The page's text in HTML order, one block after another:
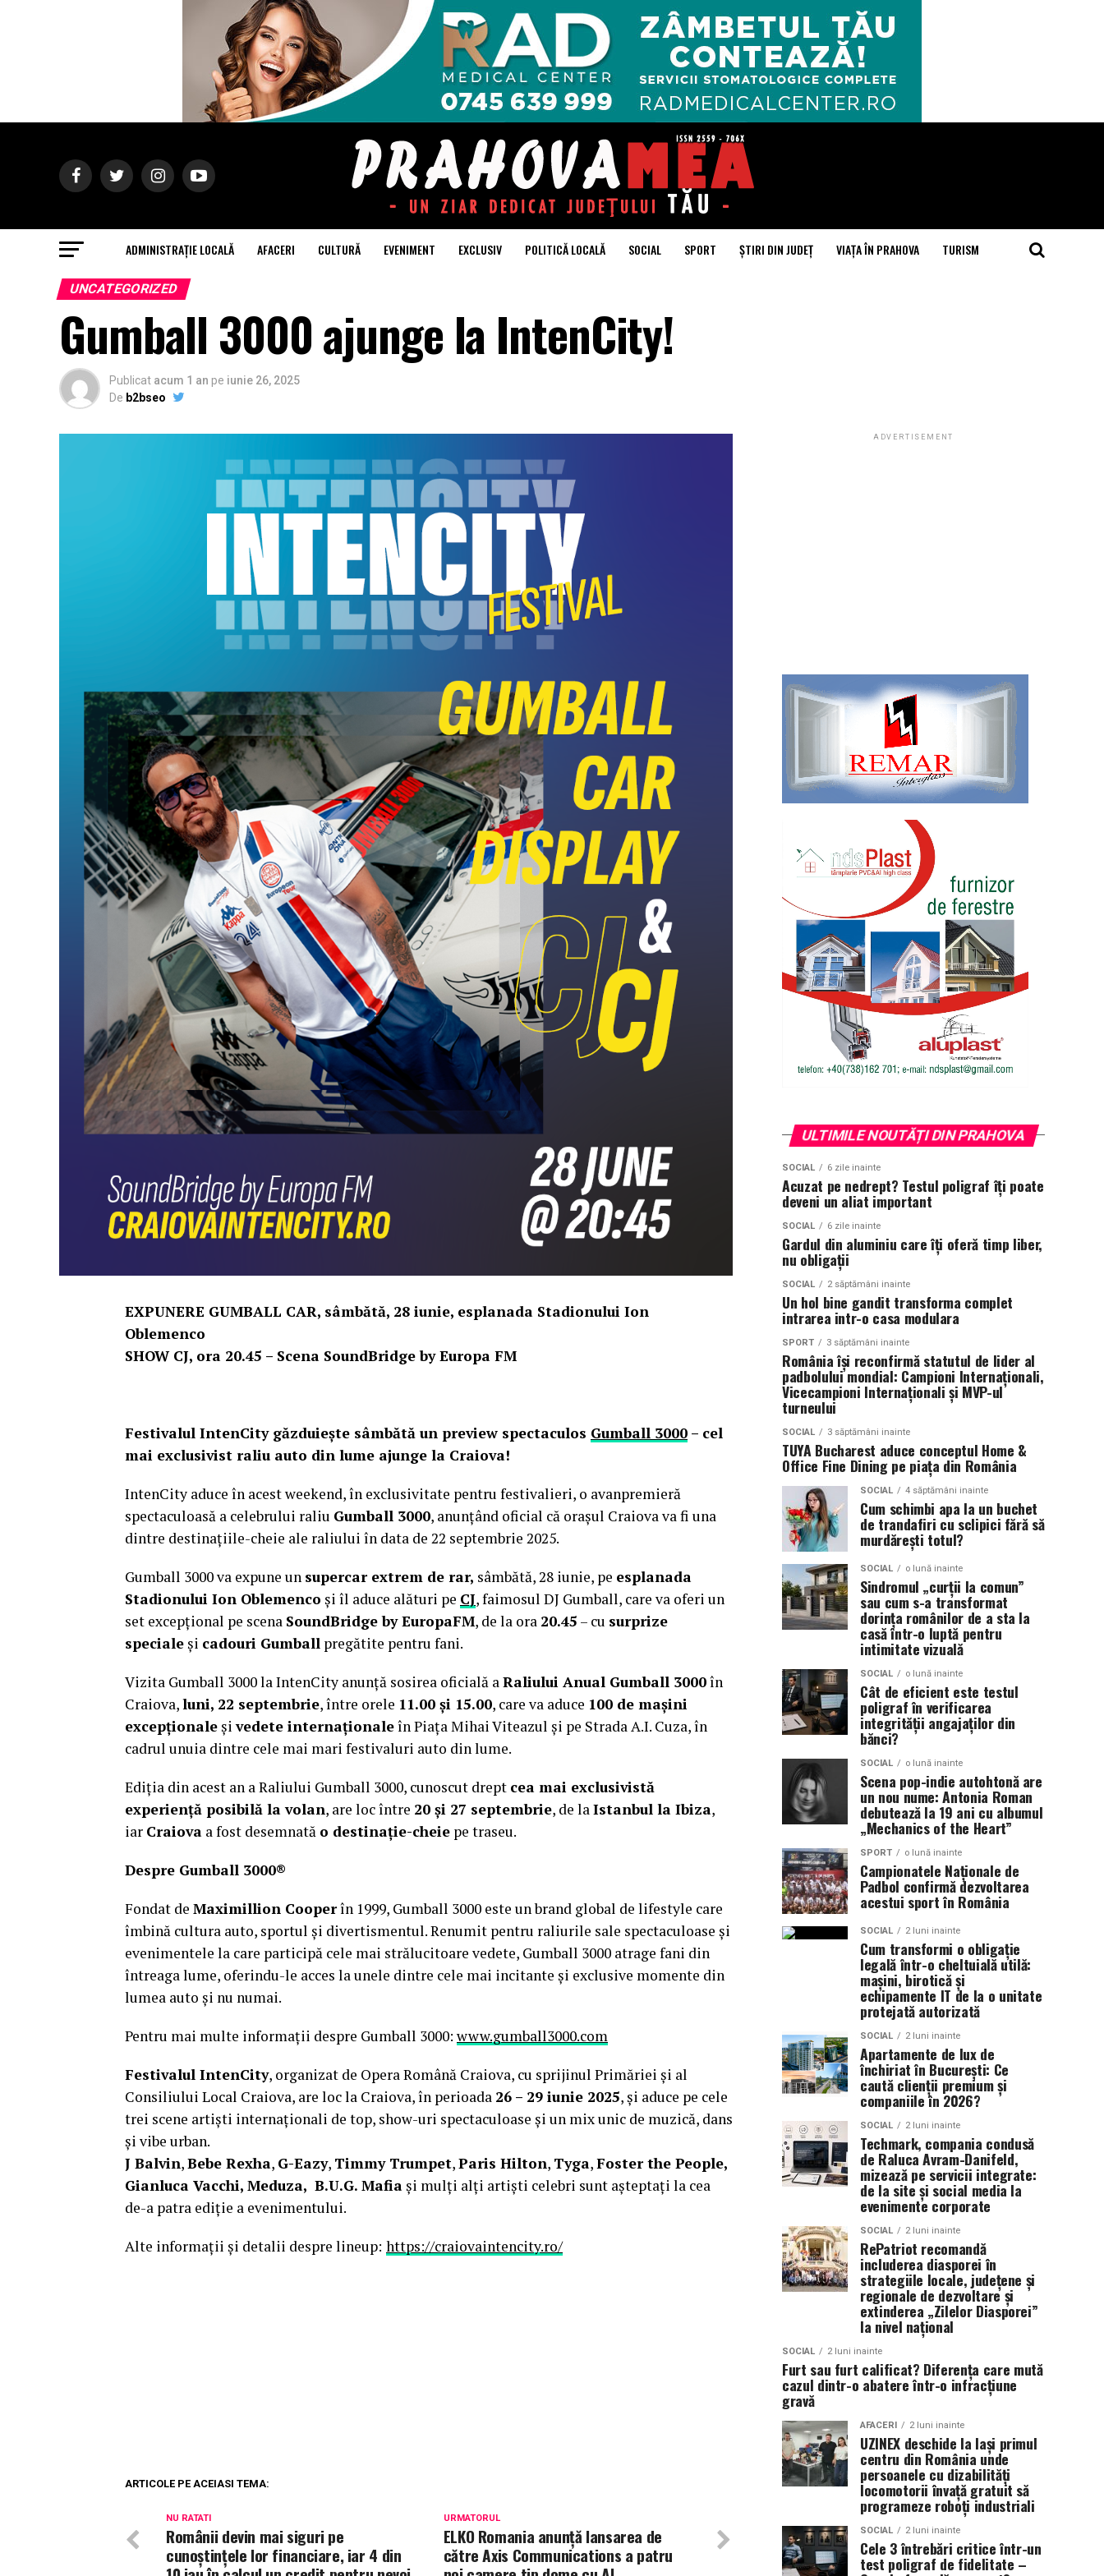
ADMINISTRAȚIE LOCALĂ AFACERI CULTURĂ EVENIMENT EXCLUSIV POLITICĂ LOCALĂ SOCIAL SPORT ȘTIRI DIN JUDEȚ VIAȚA ÎN PRAHOVA TURISM
UNCATEGORIZED
Gumball 3000 ajunge la IntenCity!
Publicat acum 1 an pe iunie 26, 2025
De b2bseo
EXPUNERE GUMBALL CAR, sâmbătă, 28 iunie, esplanada Stadionului Ion
Oblemenco
SHOW CJ, ora 20.45 – Scena SoundBridge by Europa FM
Festivalul IntenCity găzduiește sâmbătă un preview spectaculos Gumball 3000 – cel
mai exclusivist raliu auto din lume ajunge la Craiova!
IntenCity aduce în acest weekend, în exclusivitate pentru festivalieri, o avanpremieră
spectaculoasă a celebrului raliu Gumball 3000, anunțând oficial că orașul Craiova va fi una
dintre destinațiile-cheie ale raliului în data de 22 septembrie 2025.
Gumball 3000 va expune un supercar extrem de rar, sâmbătă, 28 iunie, pe esplanada
Stadionului Ion Oblemenco și îl aduce alături pe CJ, faimosul DJ Gumball, care va oferi un
set excepțional pe scena SoundBridge by EuropaFM, de la ora 20.45 – cu surprize
specialeși cadouri Gumball pregătite pentru fani.
Vizita Gumball 3000 la IntenCity anunță sosirea oficială aRaliului Anual Gumball 3000în
Craiova,luni, 22 septembrie, între orele 11.00 și 15.00, care va aduce 100 de mașini
excepționaleșivedete internaționaleîn Piața Mihai Viteazul și pe Strada A.I. Cuza, în
cadrul unuia dintre cele mai mari festivaluri auto din lume.
Ediția din acest an a Raliului Gumball 3000, cunoscut drept cea mai exclusivistă
experiență posibilă la volan, are loc între 20 și 27 septembrie, de laIstanbul la Ibiza,
iar Craiova a fost desemnată o destinație-cheie pe traseu.
Despre Gumball 3000®
Fondat de Maximillion Cooperîn 1999, Gumball 3000 este un brand global de lifestyle care
îmbină cultura auto, sportul și divertismentul. Renumit pentru raliurile sale spectaculoase și
evenimentele la care participă cele mai strălucitoare vedete, Gumball 3000 atrage fani din
întreaga lume, oferindu-le acces la unele dintre cele mai incitante și exclusive momente din
lumea auto și nu numai.
Pentru mai multe informații despre Gumball 3000: www.gumball3000.com
Festivalul IntenCity, organizat de Opera Română Craiova, cu sprijinul Primăriei și al
Consiliului Local Craiova, are loc la Craiova, în perioada 26 – 29 iunie 2025, și aduce pe cele
trei scene artiști internaționali de top, show-uri spectaculoase și un mix unic de muzică, dans
și vibe urban.
J Balvin,Bebe Rexha, G-Eazy, Timmy Trumpet,Paris Hilton, Tyga,Foster the People,
Gianluca Vacchi, Meduza, B.U.G. Mafiași mulți alți artiști celebri sunt așteptați la cea
de-a patra ediție a evenimentului.
Alte informații și detalii despre lineup: https://craiovaintencity.ro/
ARTICOLE PE ACEIASI TEMA:
URMATORUL
ELKO Romania anunță lansarea de
către Axis Communications a patru
NU RATATI
Românii devin mai siguri pe
cunoștințele lor financiare, iar 4 din
ADVERTISEMENT
ULTIMILE NOUTĂȚI DIN PRAHOVA
SOCIAL 6 zile inainte
Acuzat pe nedrept? Testul poligraf îţi poate
deveni un aliat important
SOCIAL 6 zile inainte
Gardul din aluminiu care îți oferă timp liber,
nu obligații
SOCIAL 2 săptămâni inainte
Un hol bine gandit transforma complet
intrarea intr-o casa modulara
SPORT 3 săptămâni inainte
România își reconfirmă statutul de lider al
padbolului mondial: Campioni Internaționali,
Vicecampioni Internaționali și MVP-ul
turneului
SOCIAL 3 săptămâni inainte
TUYA Bucharest aduce conceptul Home &
Office Fine Dining pe piața din România
SOCIAL 4 săptămâni inainte
Cum schimbi apa la un buchet
de trandafiri cu sclipici fără să
murdărești totul?
SOCIAL o lună inainte
Sindromul „curții la comun”
sau cum s-a transformat
dorința românilor de a sta la
casă într-o luptă pentru
intimitate vizuală
SOCIAL o lună inainte
Cât de eficient este testul
poligraf în verificarea
integrității angajaților din
bănci?
SOCIAL o lună inainte
Scena pop-indie autohtonă are
un nou nume: Antonia Roman
debutează la 19 ani cu albumul
„Mechanics of the Heart”
SPORT o lună inainte
Campionatele Naționale de
Padbol confirmă dezvoltarea
acestui sport în România
SOCIAL 2 luni inainte
Cum transformi o obligație
legală într-o cheltuială utilă:
mașini, birotică și
echipamente IT de la o unitate
protejată autorizată
SOCIAL 2 luni inainte
Apartamente de lux de
închiriat în București: Ce
caută clienții premium și
companiile în 2026?
SOCIAL 2 luni inainte
Techmark, compania condusă
de Raluca Avram-Danifeld,
mizează pe servicii integrate:
de la site și social media la
evenimente corporate
SOCIAL 2 luni inainte
RePatriot recomandă
includerea diasporei în
strategiile locale, județene și
regionale de dezvoltare și
extinderea „Zilelor Diasporei”
la nivel național
SOCIAL 2 luni inainte
Furt sau furt calificat? Diferența care mută
cazul dintr-o abatere într-o infracțiune
gravă
AFACERI 2 luni inainte
UZINEX deschide la Iași primul
centru din România unde
persoanele cu dizabilități
locomotorii învață gratuit să
programeze roboți industriali
SOCIAL 2 luni inainte
Cele 3 întrebări critice într-un
test poligraf de fidelitate –